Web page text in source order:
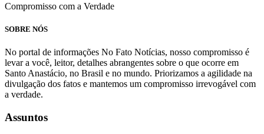
Compromisso com a Verdade
SOBRE NÓS
No portal de informações No Fato Notícias, nosso compromisso é
levar a você, leitor, detalhes abrangentes sobre o que ocorre em
Santo Anastácio, no Brasil e no mundo. Priorizamos a agilidade na
divulgação dos fatos e mantemos um compromisso irrevogável com
a verdade.
Assuntos